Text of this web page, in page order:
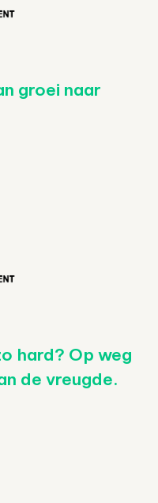
groei naar
hard? Op weg
de vreugde.